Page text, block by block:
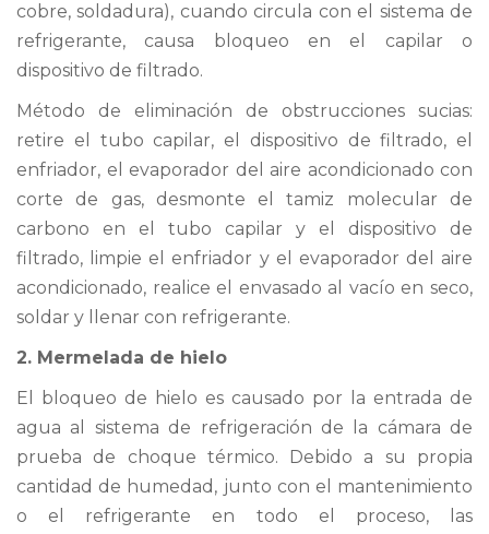
cobre, soldadura), cuando circula con el sistema de
refrigerante, causa bloqueo en el capilar o
dispositivo de filtrado.
Método de eliminación de obstrucciones sucias:
retire el tubo capilar, el dispositivo de filtrado, el
enfriador, el evaporador del aire acondicionado con
corte de gas, desmonte el tamiz molecular de
carbono en el tubo capilar y el dispositivo de
filtrado, limpie el enfriador y el evaporador del aire
acondicionado, realice el envasado al vacío en seco,
soldar y llenar con refrigerante.
2. Mermelada de hielo
El bloqueo de hielo es causado por la entrada de
agua al sistema de refrigeración de la cámara de
prueba de choque térmico. Debido a su propia
cantidad de humedad, junto con el mantenimiento
o el refrigerante en todo el proceso, las